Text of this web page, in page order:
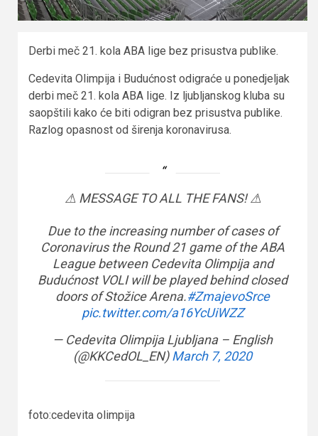
Derbi meč 21. kola ABA lige bez prisustva publike.
Cedevita Olimpija i Budućnost odigraće u ponedjeljak
derbi meč 21. kola ABA lige. Iz ljubljanskog kluba su
saopštili kako će biti odigran bez prisustva publike.
Razlog opasnost od širenja koronavirusa.
⚠ MESSAGE TO ALL THE FANS! ⚠
Due to the increasing number of cases of
Coronavirus the Round 21 game of the ABA
League between Cedevita Olimpija and
Budućnost VOLI will be played behind closed
doors of Stožice Arena.#ZmajevoSrce
pic.twitter.com/a16YcUiWZZ
— Cedevita Olimpija Ljubljana – English
(@KKCedOL_EN)March 7, 2020
foto:cedevita olimpija